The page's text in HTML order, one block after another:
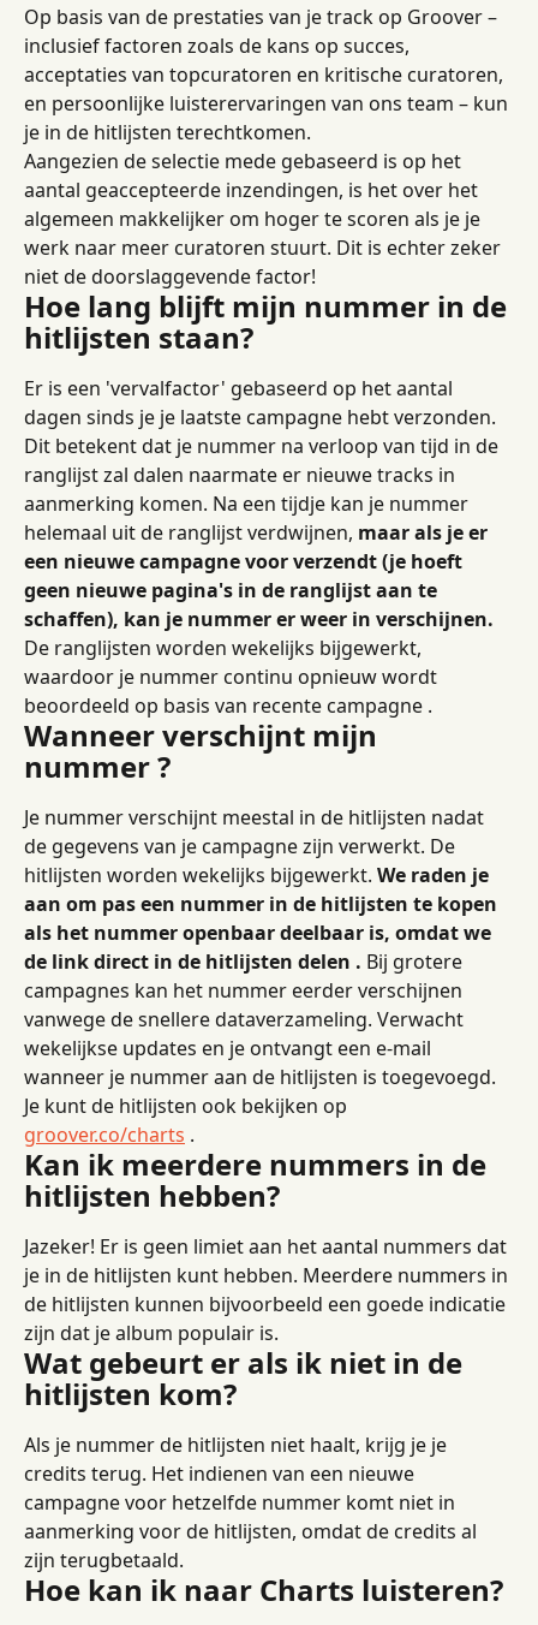
Op basis van de prestaties van je track op Groover –
inclusief factoren zoals de kans op succes,
acceptaties van topcuratoren en kritische curatoren,
en persoonlijke luisterervaringen van ons team – kun
je in de hitlijsten terechtkomen.
Aangezien de selectie mede gebaseerd is op het
aantal geaccepteerde inzendingen, is het over het
algemeen makkelijker om hoger te scoren als je je
werk naar meer curatoren stuurt. Dit is echter zeker
niet de doorslaggevende factor!
Hoe lang blijft mijn nummer in de
hitlijsten staan?
Er is een 'vervalfactor' gebaseerd op het aantal
dagen sinds je je laatste campagne hebt verzonden.
Dit betekent dat je nummer na verloop van tijd in de
ranglijst zal dalen naarmate er nieuwe tracks in
aanmerking komen. Na een tijdje kan je nummer
helemaal uit de ranglijst verdwijnen, maar als je er
een nieuwe campagne voor verzendt (je hoeft
geen nieuwe pagina's in de ranglijst aan te
schaffen), kan je nummer er weer in verschijnen.
De ranglijsten worden wekelijks bijgewerkt,
waardoor je nummer continu opnieuw wordt
beoordeeld op basis van recente campagne .
Wanneer verschijnt mijn
nummer ?
Je nummer verschijnt meestal in de hitlijsten nadat
de gegevens van je campagne zijn verwerkt. De
hitlijsten worden wekelijks bijgewerkt. We raden je
aan om pas een nummer in de hitlijsten te kopen
als het nummer openbaar deelbaar is, omdat we
de link direct in de hitlijsten delen . Bij grotere
campagnes kan het nummer eerder verschijnen
vanwege de snellere dataverzameling. Verwacht
wekelijkse updates en je ontvangt een e-mail
wanneer je nummer aan de hitlijsten is toegevoegd.
Je kunt de hitlijsten ook bekijken op
groover.co/charts .
Kan ik meerdere nummers in de
hitlijsten hebben?
Jazeker! Er is geen limiet aan het aantal nummers dat
je in de hitlijsten kunt hebben. Meerdere nummers in
de hitlijsten kunnen bijvoorbeeld een goede indicatie
zijn dat je album populair is.
Wat gebeurt er als ik niet in de
hitlijsten kom?
Als je nummer de hitlijsten niet haalt, krijg je je
credits terug. Het indienen van een nieuwe
campagne voor hetzelfde nummer komt niet in
aanmerking voor de hitlijsten, omdat de credits al
zijn terugbetaald.
Hoe kan ik naar Charts luisteren?